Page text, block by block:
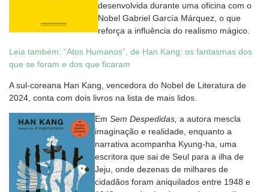
desenvolvida durante uma oficina com o
Nobel Gabriel García Márquez, o que
reforça a influência do realismo mágico.
Leia também: “Atos Humanos”, de Han Kang: os fantasmas dos
que se foram e dos que ficaram
A sul-coreana Han Kang, vencedora do Nobel de Literatura de
2024, conta com dois livros na lista de mais lidos.
Em Sem Despedidas, a autora mescla
imaginação e realidade, enquanto a
narrativa acompanha Kyung-ha, uma
escritora que sai de Seul para a ilha de
Jeju, onde dezenas de milhares de
cidadãos foram aniquilados entre 1948 e